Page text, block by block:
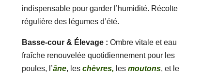
indispensable pour garder l’humidité. Récolte
régulière des légumes d’été.
Basse-cour & Élevage : Ombre vitale et eau
fraîche renouvelée quotidiennement pour les
poules, l’âne, les chèvres, les moutons, et le